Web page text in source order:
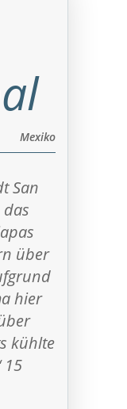
Mexiko
San
über
hier
kühlte
15